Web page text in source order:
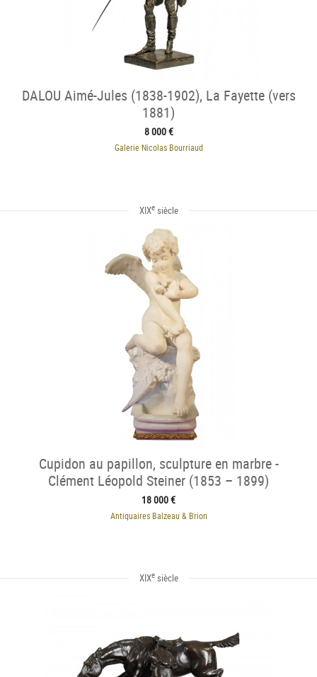
DALOU Aimé-Jules (1838-1902), La Fayette (vers
1881)
8 000 €
Galerie Nicolas Bourriaud
XIXesiècle
Cupidon au papillon, sculpture en marbre -
Clément Léopold Steiner (1853 – 1899)
18 000 €
Antiquaires Balzeau & Brion
XIXesiècle